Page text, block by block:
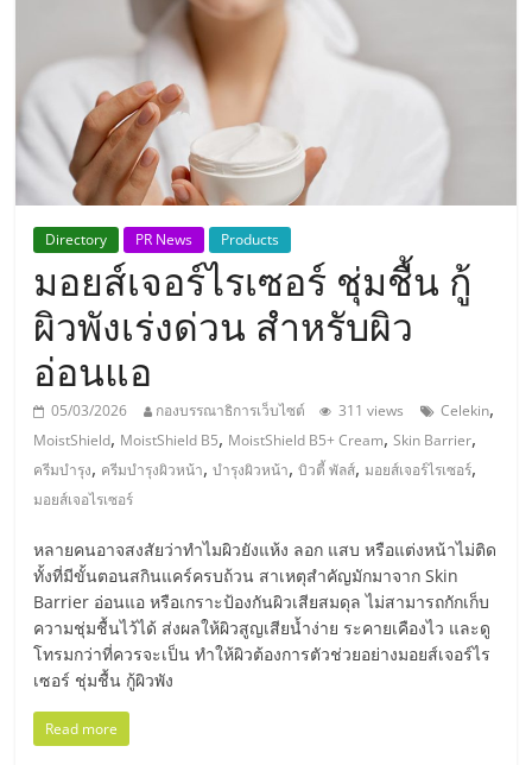
ประเทศไทย,
ThaiSMEsCenter,
รวม
ธุรกิจ
เอ
ส
เอ็
มอี
ไทย,
SMEs,
แฟ
Directory PR News Products
มอยส์เจอร์ไรเซอร์ ชุ่มชื้น กู้
ผิวพังเร่งด่วน สำหรับผิว
อ่อนแอ
05/03/2026 กองบรรณาธิการเว็บไซต์ 311 views Celekin,
MoistShield, MoistShield B5, MoistShield B5+ Cream,Skin Barrier,
ครีมบำรุง, ครีมบำรุงผิวหน้า,บำรุงผิวหน้า,บิวตี้ พัลส์,มอยส์เจอร์ไรเซอร์,
มอยส์เจอไรเซอร์
หลายคนอาจสงสัยว่าทำไมผิวยังแห้ง ลอก แสบ หรือแต่งหน้าไม่ติด
ทั้งที่มีขั้นตอนสกินแคร์ครบถ้วน สาเหตุสำคัญมักมาจาก Skin
Barrier อ่อนแอ หรือเกราะป้องกันผิวเสียสมดุล ไม่สามารถกักเก็บ
ความชุ่มชื้นไว้ได้ ส่งผลให้ผิวสูญเสียน้ำง่าย ระคายเคืองไว และดู
โทรมกว่าที่ควรจะเป็น ทำให้ผิวต้องการตัวช่วยอย่างมอยส์เจอร์ไร
เซอร์ ชุ่มชื้น กู้ผิวพัง
Read more